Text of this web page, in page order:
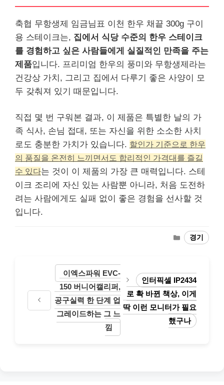
축협 무항생제 임금님표 이천 한우 채끝 300g 구이
용 스테이크는, 집에서 식당 수준의 한우 스테이크
를 경험하고 싶은 사람들에게 실질적인 만족을 주는
제품입니다. 프리미엄 한우의 풍미와 무항생제라는
건강상 가치, 그리고 집에서 다루기 좋은 사양이 모
두 갖춰져 있기 때문입니다.
직접 몇 번 구워본 결과, 이 제품은 특별한 날의 가
족 식사, 손님 접대, 또는 자신을 위한 소소한 사치
로도 충분한 가치가 있습니다. 할인가 기준으로 한우
의 품질을 온전히 느끼면서도 합리적인 가격대를 즐길
수 있다는 것이 이 제품의 가장 큰 매력입니다. 스테
이크 조리에 자신 있는 사람뿐 아니라, 처음 도전하
려는 사람에게도 실패 없이 좋은 경험을 선사할 것
입니다.
Categories
경기
이엑스파워 EVC-
150 버니어캘리퍼,
공구실력 한 단계 업
그레이드하는 그 느
낌
인터픽셀 IP2434
로 확 바뀐 책상, 이게
딱 이런 모니터가 필요
했구나